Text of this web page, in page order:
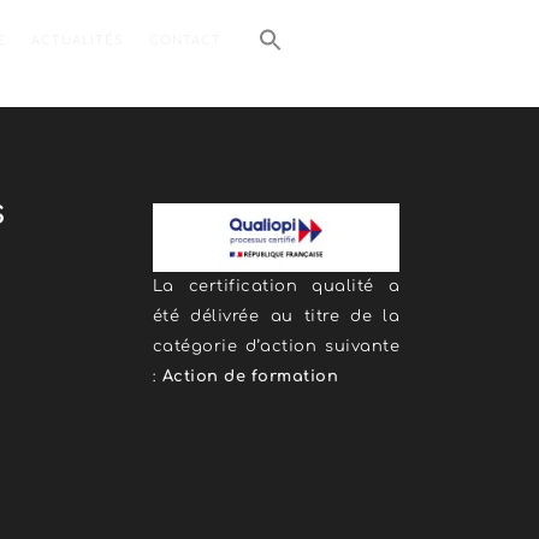
La certification qualité a
été délivrée au titre de la
catégorie d’action suivante
: Action de formation